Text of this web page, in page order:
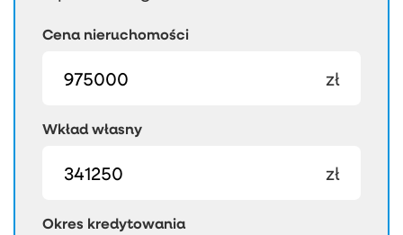
Cena nieruchomości
zł
Wkład własny
zł
Okres kredytowania